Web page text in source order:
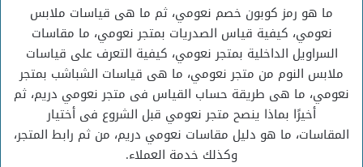
ما هو رمز كوبون خصم نعومي، ثم ما هى قياسات ملابس
نعومي، كيفية قياس الصدريات بمتجر نعومي، ما مقاسات
السراويل الداخلية بمتجر نعومي، كيفية التعرف على قياسات
ملابس النوم من متجر نعومي، ما هى قياسات الشباشب بمتجر
نعومي، ما هى طريقة حساب القياس فى متجر نعومي دريم، ثم
أخيرًا بماذا ينصح متجر نعومي قبل الشروع فى أختيار
المقاسات، ما هو دليل مقاسات نعومي دريم، من ثم رابط المتجر،
وكذلك خدمة العملاء.